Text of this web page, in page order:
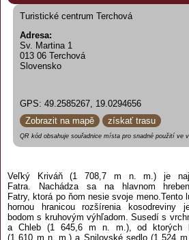
Turistické centrum Terchová
Adresa:
Sv. Martina 1
013 06 Terchová
Slovensko
GPS: 49.2585267, 19.0294656
Zobrazit na mapě
získať trasu
QR kód obsahuje souřadnice místa pro snadné použití ve
Veľký Kriváň (1 708,7 m n. m.) je
Fatra. Nachádza sa na hlavnom
Fatry, ktorá po ňom nesie svoje meno.Tento
hornou hranicou rozšírenia kosodreviny
bodom s kruhovým výhľadom. Susedí s
a Chleb (1 645,6 m n. m.), od ktorých
(1 610 m n. m.) a Snilovské sedlo (1 524